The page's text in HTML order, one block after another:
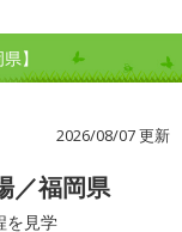
】
2026/08/07 更新
／福岡県
を見学